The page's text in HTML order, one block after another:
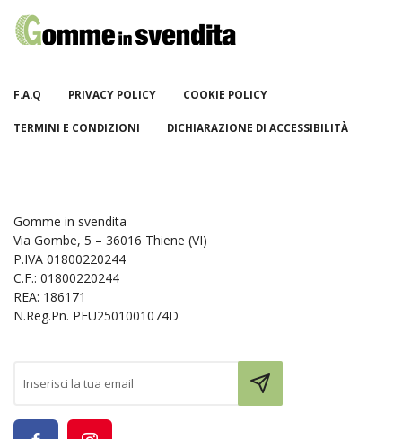
F.A.Q PRIVACY POLICY COOKIE POLICY
TERMINI E CONDIZIONI DICHIARAZIONE DI ACCESSIBILITÀ
Gomme in svendita
Via Gombe, 5 – 36016 Thiene (VI)
P.IVA 01800220244
C.F.: 01800220244
REA: 186171
N.Reg.Pn. PFU2501001074D